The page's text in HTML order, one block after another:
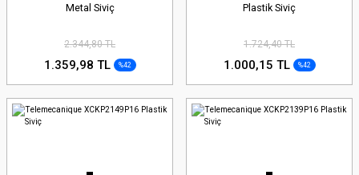
Metal Siviç
2.344,80 TL
1.359,98 TL %42
Plastik Siviç
1.724,40 TL
1.000,15 TL %42